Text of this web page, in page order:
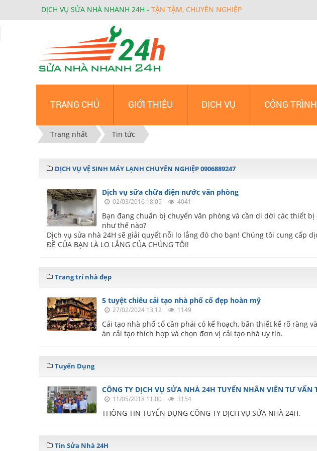
DỊCH VỤ SỬA NHÀ NHANH 24H - TẬN TẬM, CHUYÊN NGHIỆP
TRANG CHỦ GIỚI THIỆU DỊCH VỤ CÔNG TRÌNH
Trang nhất Tin tức
DỊCH VỤ VỆ SINH MÁY LẠNH CHUYÊN NGHIỆP 0906889247
Dịch vụ sữa chữa điện nước văn phòng
02/03/2016 18:05 4041
Bạn đang chuẩn bị chuyển văn phòng và cần di dời các thiết
như thế nào?
Dịch vụ sửa nhà 24H sẽ giải quyết nỗi lo lắng đó cho bạn! Chúng tôi cung cấp
ĐỀ CỦA BẠN LÀ LO LẮNG CỦA CHÚNG TÔI!
Trang trí nhà đẹp
5 tuyệt chiêu cải tạo nhà phố cổ đẹp hoàn mỹ
27/02/2024 13:12 1149
Cải tạo nhà phố cổ cần phải có kế hoạch, bãn thiết kế rõ ràng
án cải tạo thích hợp và chọn đơn vị cải tạo nhà uy tín.
Tuyển Dụng
CÔNG TY DỊCH VỤ SỬA NHÀ 24H TUYỂN NHÂN VIÊN TƯ VẤN
11/05/2018 11:00 3154
THÔNG TIN TUYỂN DỤNG CÔNG TY DỊCH VỤ SỬA NHÀ 24H.
Tin Sửa Nhà 24H